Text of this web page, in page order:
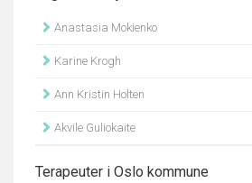
Anastasia Mokienko
Karine Krogh
Ann Kristin Holten
Akvile Guliokaite
Terapeuter i Oslo kommune